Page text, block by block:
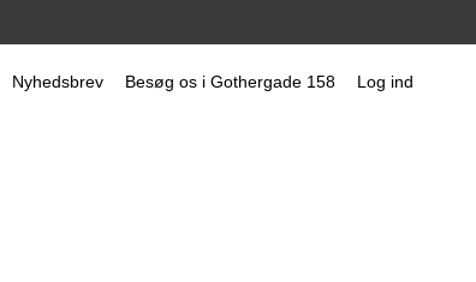
Nyhedsbrev Besøg os i Gothergade 158 Log ind